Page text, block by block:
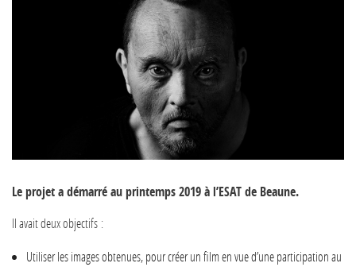
Le projet a démarré au printemps 2019 à l’ESAT de Beaune.
Il avait deux objectifs :
Utiliser les images obtenues, pour créer un film en vue d’une participation au